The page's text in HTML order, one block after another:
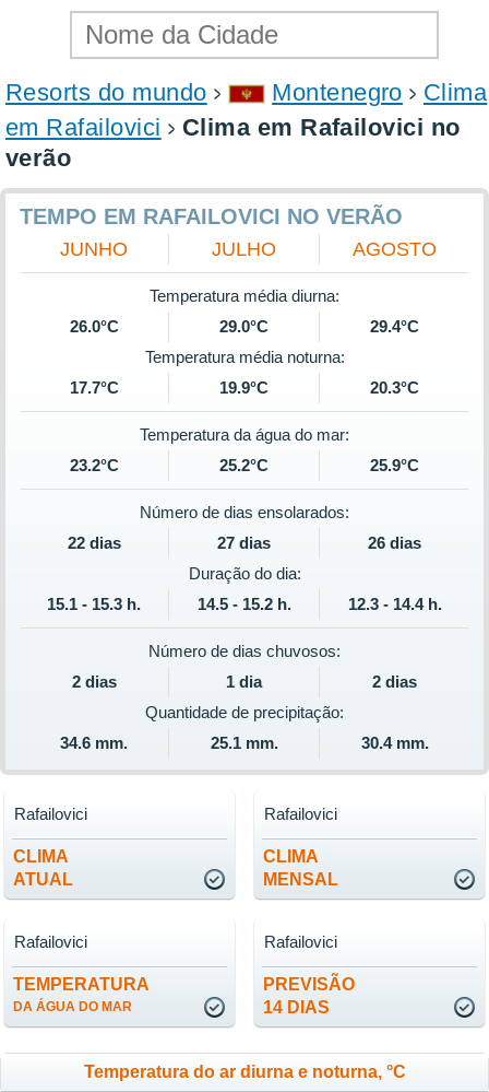
Resorts do mundo Montenegro
Clima
em Rafailovici
Clima em Rafailovici no
verão
TEMPO EM RAFAILOVICI NO VERÃO
JUNHO JULHO AGOSTO
Temperatura média diurna:
26.0°C
29.0°C
29.4°C
Temperatura média noturna:
17.7°C
19.9°C 20.3°C
Temperatura da água do mar:
23.2°C
25.2°C 25.9°C
Número de dias ensolarados:
22 dias
27 dias
26 dias
Duração do dia:
15.1 - 15.3 h.
14.5 - 15.2 h. 12.3 - 14.4 h.
Número de dias chuvosos:
2 dias
1 dia
2 dias
Quantidade de precipitação:
34.6 mm.
25.1 mm. 30.4 mm.
CLIMA
ATUAL
Rafailovici
CLIMA
MENSAL
Rafailovici
TEMPERATURA
DA ÁGUA DO MAR
Rafailovici
PREVISÃO
14 DIAS
Rafailovici
Temperatura do ar diurna e noturna, °C